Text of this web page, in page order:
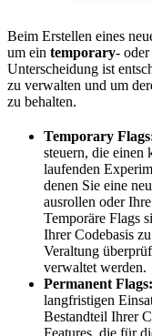
Beim Erstellen eines
um ein temporary- oder
Unterscheidung ist
zu verwalten und um
zu behalten.
Temporary
steuern, die einen
laufenden
denen Sie eine
ausrollen oder
Temporäre Flags
Ihrer Codebasis
Veraltung
verwaltet werden.
Permanent Flags:
langfristigen
Bestandteil Ihrer
Features, die für